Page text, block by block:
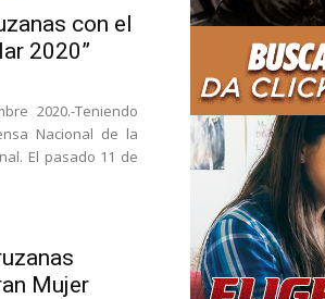
con el
2020”
2020.-Teniendo
Nacional de la
El pasado 11 de
Mujer